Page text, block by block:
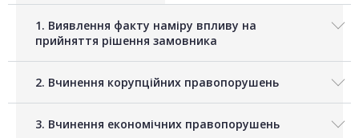
1. Виявлення факту наміру впливу на
прийняття рішення замовника
2. Вчинення корупційних правопорушень
3. Вчинення економічних правопорушень